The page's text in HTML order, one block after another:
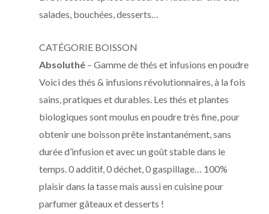
salades, bouchées, desserts…
CATÉGORIE BOISSON
Absoluthé – Gamme de thés et infusions en poudre
Voici des thés & infusions révolutionnaires, à la fois
sains, pratiques et durables. Les thés et plantes
biologiques sont moulus en poudre très fine, pour
obtenir une boisson prête instantanément, sans
durée d’infusion et avec un goût stable dans le
temps. 0 additif, 0 déchet, 0 gaspillage… 100%
plaisir dans la tasse mais aussi en cuisine pour
parfumer gâteaux et desserts !